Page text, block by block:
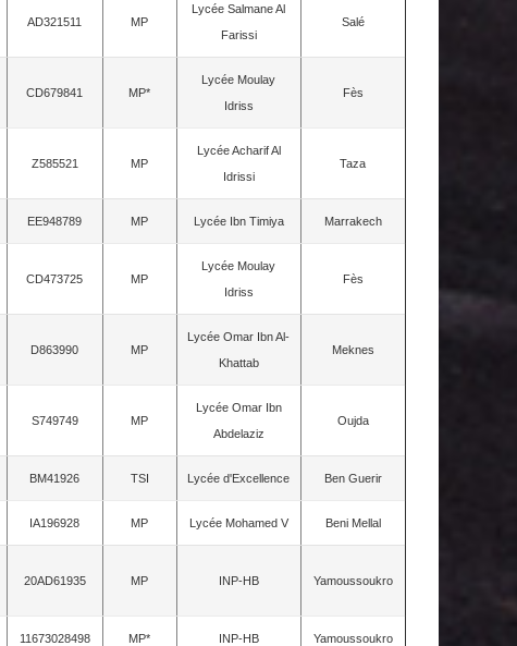
AD321511 MP
Lycée Salmane Al
Farissi
Salé
CD679841 MP*
Lycée Moulay
Idriss
Fès
Z585521 MP
Lycée Acharif Al
Idrissi
Taza
EE948789 MP Lycée Ibn Timiya Marrakech
CD473725 MP
Lycée Moulay
Idriss
Fès
D863990 MP
Lycée Omar Ibn Al-
Khattab
Meknes
S749749 MP
Lycée Omar Ibn
Abdelaziz
Oujda
BM41926 TSI Lycée d'Excellence Ben Guerir
IA196928 MP Lycée Mohamed V Beni Mellal
20AD61935 MP INP-HB Yamoussoukro
11673028498 MP* INP-HB Yamoussoukro